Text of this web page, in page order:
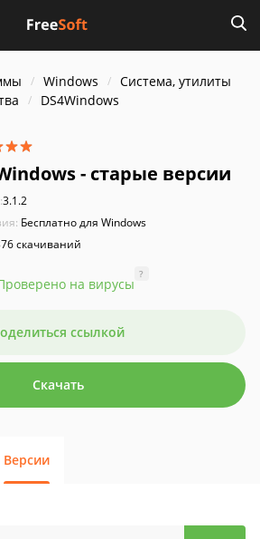
Windows
Система, утилиты
DS4Windows
- старые версии
3.1.2
Бесплатно для Windows
скачиваний
на вирусы
?
ссылкой
Скачать
Версии